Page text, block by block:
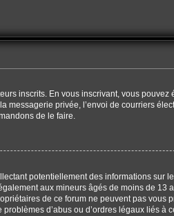
inscrits. En vous inscrivant, vous
messagerie privée, l’envoi de courriers
de le faire.
potentiellement des informations sur
aux mineurs âgés de moins de 13
de ce forum ne peuvent pas vous
d’abus ou d’ordres légaux liés à